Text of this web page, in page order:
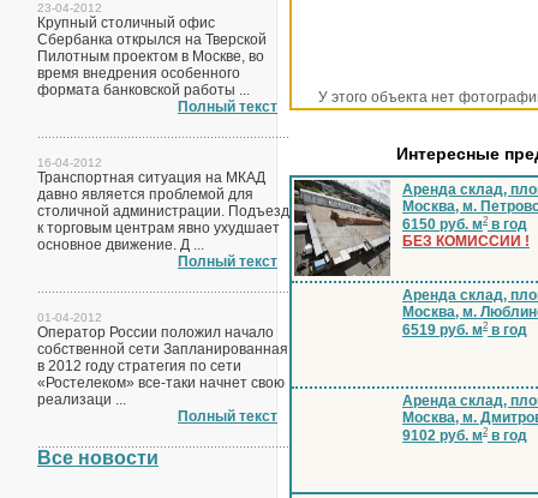
23-04-2012
Крупный столичный офис
Сбербанка открылся на Тверской
Пилотным проектом в Москве, во
время внедрения особенного
формата банковской работы ...
Полный текст
16-04-2012
Транспортная ситуация на МКАД
давно является проблемой для
столичной администрации. Подъезд
к торговым центрам явно ухудшает
основное движение. Д ...
Полный текст
01-04-2012
Оператор России положил начало
собственной сети Запланированная
в 2012 году стратегия по сети
«Ростелеком» все-таки начнет свою
реализаци ...
Полный текст
Все новости
У этого объекта нет
Интересные
Аренда склад,
Москва, м.
6150 руб. м2 в год
БЕЗ КОМИССИИ !
Аренда склад,
Москва, м.
6519 руб. м2 в год
Аренда склад,
Москва, м.
9102 руб. м2 в год